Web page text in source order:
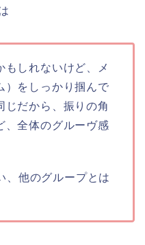
もしれないけど、メ
）をしっかり掴んで
じだから、振りの角
、全体のグルーヴ感
、他のグループとは